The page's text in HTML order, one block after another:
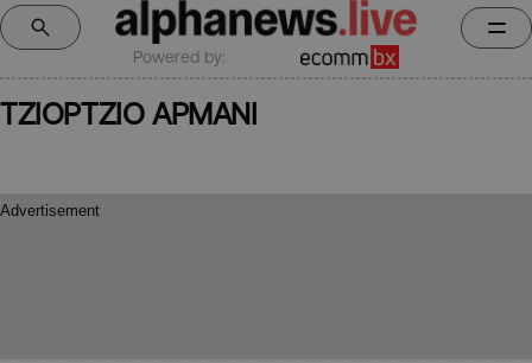
Powered by:
ΤΖΙΟΡΤΖΙΟ ΑΡΜΑΝΙ